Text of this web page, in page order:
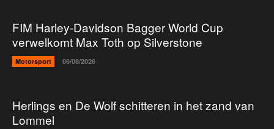
FIM Harley-Davidson Bagger World Cup
verwelkomt Max Toth op Silverstone
Motorsport 06/08/2026
Herlings en De Wolf schitteren in het zand van
Lommel